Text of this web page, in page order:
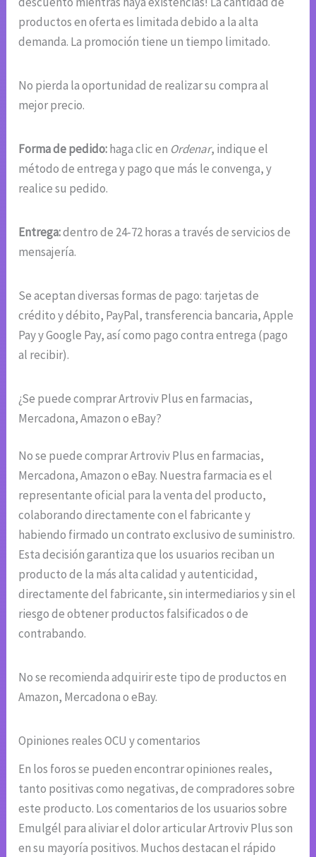
productos en oferta es limitada debido a la alta
demanda. La promoción tiene un tiempo limitado.
No pierda la oportunidad de realizar su compra al
mejor precio.
Forma de pedido:haga clic en Ordenar, indique el
método de entrega y pago que más le convenga, y
realice su pedido.
Entrega:dentro de 24-72 horas a través de servicios de
mensajería.
Se aceptan diversas formas de pago: tarjetas de
crédito y débito, PayPal, transferencia bancaria, Apple
Pay y Google Pay, así como pago contra entrega (pago
al recibir).
¿Se puede comprar Artroviv Plus en farmacias,
Mercadona, Amazon o eBay?
No se puede comprar Artroviv Plus en farmacias,
Mercadona, Amazon o eBay. Nuestra farmacia es el
representante oficial para la venta del producto,
colaborando directamente con el fabricante y
habiendo firmado un contrato exclusivo de suministro.
Esta decisión garantiza que los usuarios reciban un
producto de la más alta calidad y autenticidad,
directamente del fabricante, sin intermediarios y sin el
riesgo de obtener productos falsificados o de
contrabando.
No se recomienda adquirir este tipo de productos en
Amazon, Mercadona o eBay.
Opiniones reales OCU y comentarios
En los foros se pueden encontrar opiniones reales,
tanto positivas como negativas, de compradores sobre
este producto. Los comentarios de los usuarios sobre
Emulgél para aliviar el dolor articular Artroviv Plus son
en su mayoría positivos. Muchos destacan el rápido